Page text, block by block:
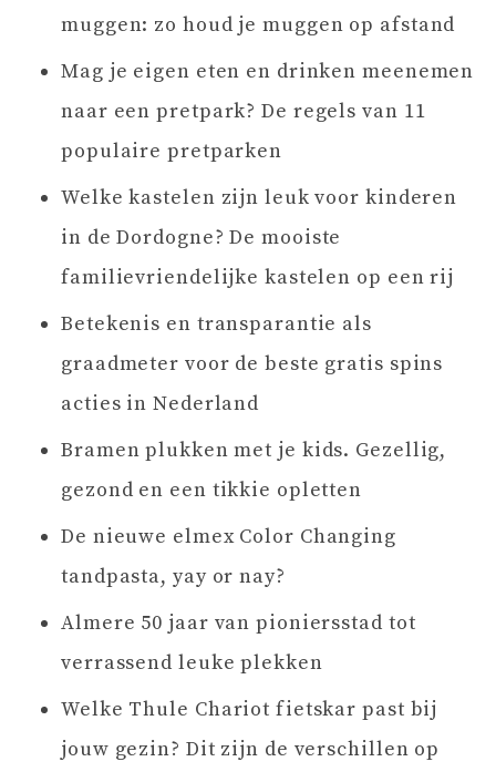
muggen: zo houd je muggen op afstand
Mag je eigen eten en drinken meenemen
naar een pretpark? De regels van 11
populaire pretparken
Welke kastelen zijn leuk voor kinderen
in de Dordogne? De mooiste
familievriendelijke kastelen op een rij
Betekenis en transparantie als
graadmeter voor de beste gratis spins
acties in Nederland
Bramen plukken met je kids. Gezellig,
gezond en een tikkie opletten
De nieuwe elmex Color Changing
tandpasta, yay or nay?
Almere 50 jaar van pioniersstad tot
verrassend leuke plekken
Welke Thule Chariot fietskar past bij
jouw gezin? Dit zijn de verschillen op